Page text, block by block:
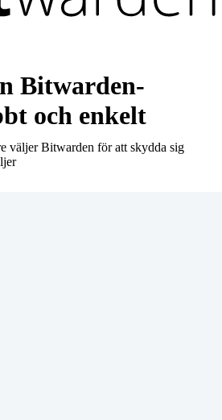
väljer Bitwarden för att skydda sig
Bitwarden-
och enkelt